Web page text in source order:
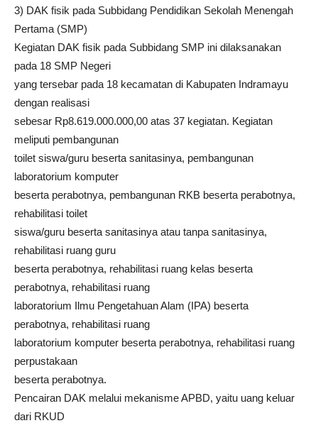
3) DAK fisik pada Subbidang Pendidikan Sekolah Menengah
Pertama (SMP)
Kegiatan DAK fisik pada Subbidang SMP ini dilaksanakan
pada 18 SMP Negeri
yang tersebar pada 18 kecamatan di Kabupaten Indramayu
dengan realisasi
sebesar Rp8.619.000.000,00 atas 37 kegiatan. Kegiatan
meliputi pembangunan
toilet siswa/guru beserta sanitasinya, pembangunan
laboratorium komputer
beserta perabotnya, pembangunan RKB beserta perabotnya,
rehabilitasi toilet
siswa/guru beserta sanitasinya atau tanpa sanitasinya,
rehabilitasi ruang guru
beserta perabotnya, rehabilitasi ruang kelas beserta
perabotnya, rehabilitasi ruang
laboratorium Ilmu Pengetahuan Alam (IPA) beserta
perabotnya, rehabilitasi ruang
laboratorium komputer beserta perabotnya, rehabilitasi ruang
perpustakaan
beserta perabotnya.
Pencairan DAK melalui mekanisme APBD, yaitu uang keluar
dari RKUD